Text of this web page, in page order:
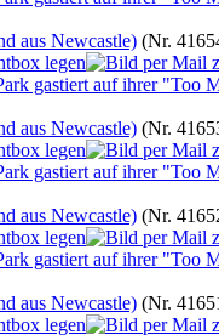
aus Newcastle) (Nr.
aus Newcastle) (Nr.
aus Newcastle) (Nr.
aus Newcastle) (Nr.